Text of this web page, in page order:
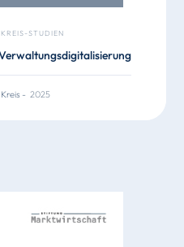
STUDIEN
- 2025